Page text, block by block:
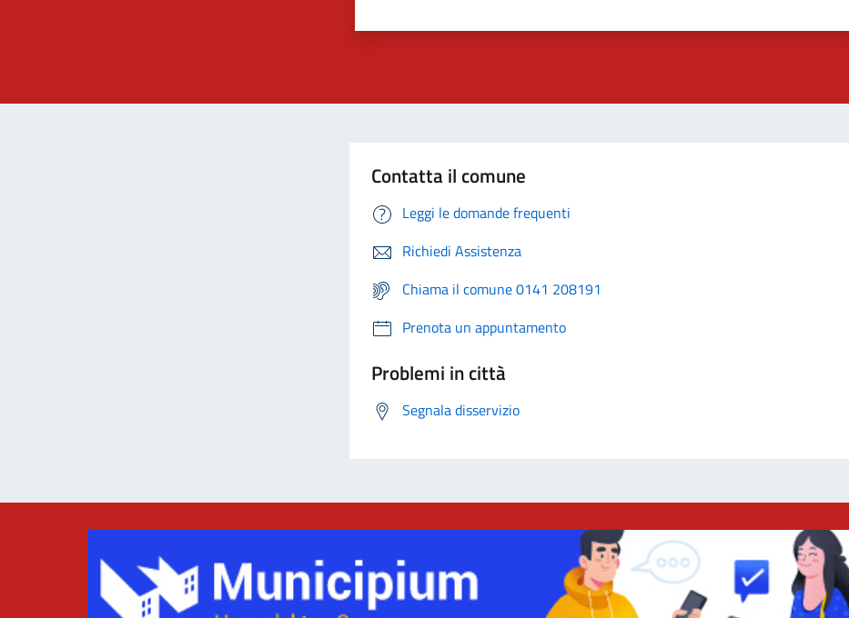
Contatta il comune
Leggi le domande frequenti
Richiedi Assistenza
Chiama il comune 0141 208191
Prenota un appuntamento
Problemi in città
Segnala disservizio